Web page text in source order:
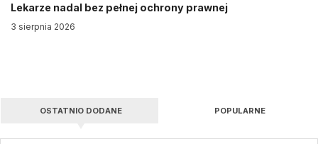
Lekarze nadal bez pełnej ochrony prawnej
3 sierpnia 2026
OSTATNIO DODANE POPULARNE